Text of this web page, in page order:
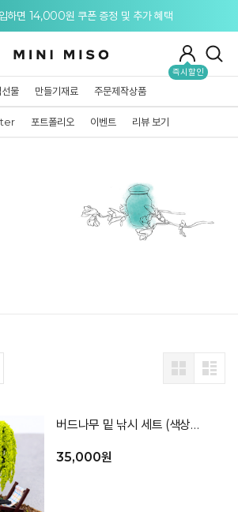
하면 14,000원 쿠폰 증정 및 추가 혜택
즉시할인
물 만들기재료 주문제작상품
포트폴리오 이벤트 리뷰 보기
버드나무 밑 낚시 세트 (색상랜덤)
35,000원